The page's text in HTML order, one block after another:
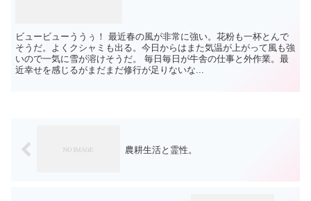
ビュービューううぅ！ 最近春の風が非常に強い。花粉も一杯とんで
そうだ。よくクシャミも出る。今日からはまた気温が上がって風も強
いので一気に雪が溶けそうだ。 毎日毎日が牛舎の仕事と外作業。最
近幸せを感じるがまだまだ修行が足りないな...
農耕生活と霊性。